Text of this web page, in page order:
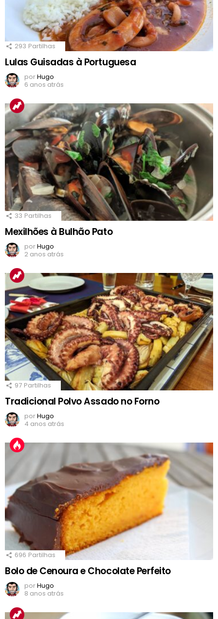
293 Partilhas
Lulas Guisadas à Portuguesa
porHugo
6 anos atrás
33 Partilhas
Mexilhões à Bulhão Pato
porHugo
2 anos atrás
97 Partilhas
Tradicional Polvo Assado no Forno
porHugo
4 anos atrás
696 Partilhas
Bolo de Cenoura e Chocolate Perfeito
porHugo
8 anos atrás